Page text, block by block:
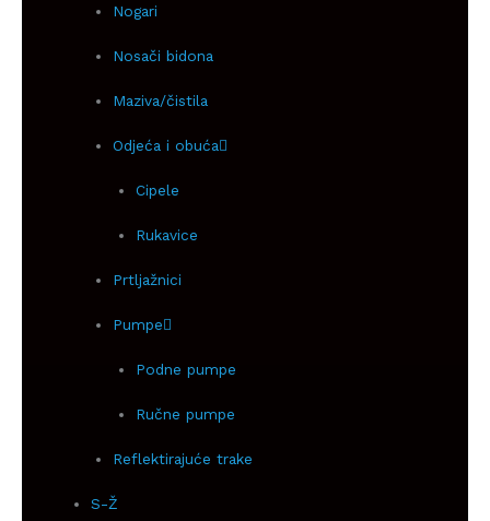
Nogari
Nosači bidona
Maziva/čistila
Odjeća i obuća
Cipele
Rukavice
Prtljažnici
Pumpe
Podne pumpe
Ručne pumpe
Reflektirajuće trake
S-Ž